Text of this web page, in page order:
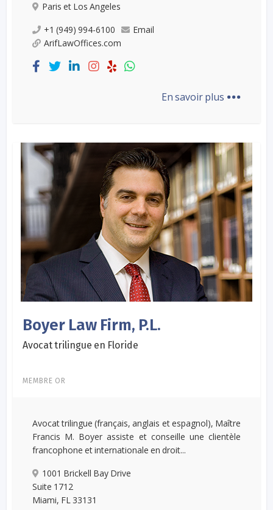
Paris et Los Angeles
+1 (949) 994-6100
Email
ArifLawOffices.com
En savoir plus ...
Boyer Law Firm, P.L.
Avocat trilingue en Floride
MEMBRE OR
Avocat trilingue (français, anglais et espagnol), Maître
Francis M. Boyer assiste et conseille une clientèle
francophone et internationale en droit...
1001 Brickell Bay Drive
Suite 1712
Miami, FL 33131